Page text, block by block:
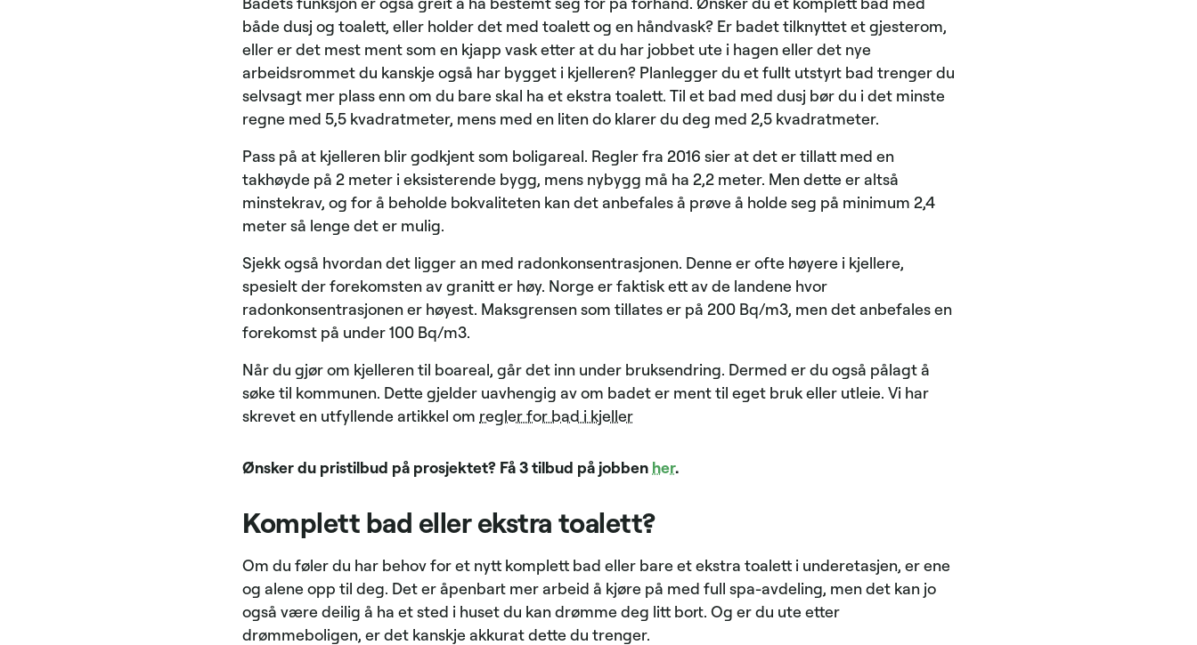
både dusj og toalett, eller holder det med toalett og en håndvask? Er badet tilknyttet et gjesterom,
eller er det mest ment som en kjapp vask etter at du har jobbet ute i hagen eller det nye
arbeidsrommet du kanskje også har bygget i kjelleren? Planlegger du et fullt utstyrt bad trenger du
selvsagt mer plass enn om du bare skal ha et ekstra toalett. Til et bad med dusj bør du i det minste
regne med 5,5 kvadratmeter, mens med en liten do klarer du deg med 2,5 kvadratmeter.
Pass på at kjelleren blir godkjent som boligareal. Regler fra 2016 sier at det er tillatt med en
takhøyde på 2 meter i eksisterende bygg, mens nybygg må ha 2,2 meter. Men dette er altså
minstekrav, og for å beholde bokvaliteten kan det anbefales å prøve å holde seg på minimum 2,4
meter så lenge det er mulig.
Sjekk også hvordan det ligger an med radonkonsentrasjonen. Denne er ofte høyere i kjellere,
spesielt der forekomsten av granitt er høy. Norge er faktisk ett av de landene hvor
radonkonsentrasjonen er høyest. Maksgrensen som tillates er på 200 Bq/m3, men det anbefales en
forekomst på under 100 Bq/m3.
Når du gjør om kjelleren til boareal, går det inn under bruksendring. Dermed er du også pålagt å
søke til kommunen. Dette gjelder uavhengig av om badet er ment til eget bruk eller utleie. Vi har
skrevet en utfyllende artikkel om regler for bad i kjeller
Ønsker du pristilbud på prosjektet? Få 3 tilbud på jobben her.
Komplett bad eller ekstra toalett?
Om du føler du har behov for et nytt komplett bad eller bare et ekstra toalett i underetasjen, er ene
og alene opp til deg. Det er åpenbart mer arbeid å kjøre på med full spa-avdeling, men det kan jo
også være deilig å ha et sted i huset du kan drømme deg litt bort. Og er du ute etter
drømmeboligen, er det kanskje akkurat dette du trenger.